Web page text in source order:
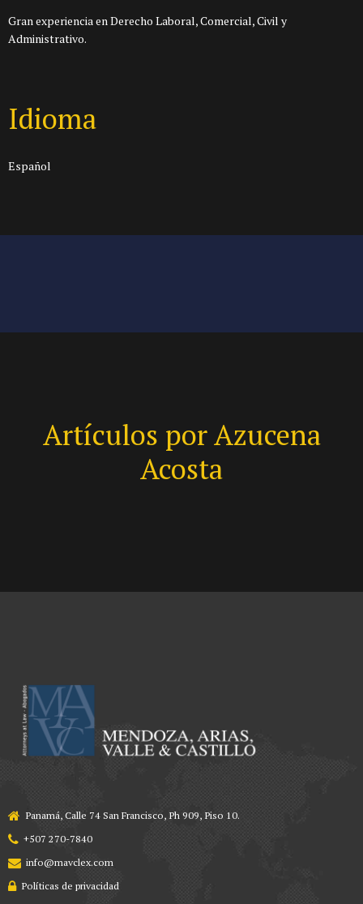
Gran experiencia en Derecho Laboral, Comercial, Civil y
Administrativo.
Idioma
Español
Artículos por Azucena
Acosta
Panamá, Calle 74 San Francisco, Ph 909, Piso 10.
+507 270-7840
info@mavclex.com
Políticas de privacidad